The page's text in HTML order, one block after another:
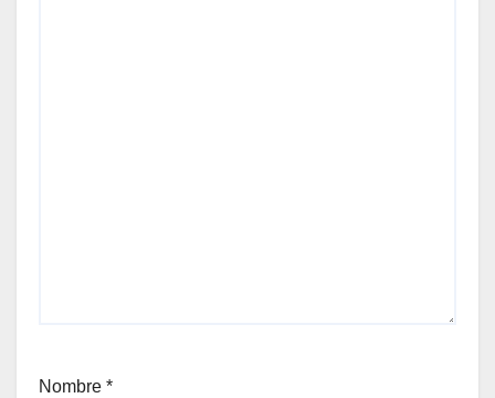
Nombre *